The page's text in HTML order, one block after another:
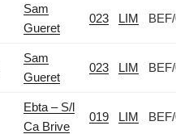
Sam
Gueret
023 LIM
Sam
Gueret
023 LIM
Ebta – S/l
Ca Brive
019 LIM